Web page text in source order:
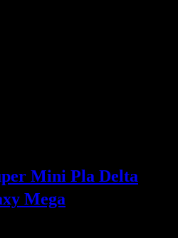
Mini Pla Delta
Mega